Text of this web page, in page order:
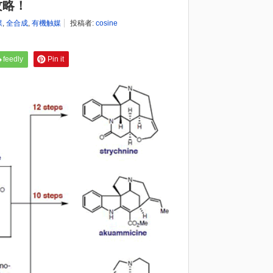
！
, 全合成, 有機触媒 投稿者: cosine
feedly Pin it